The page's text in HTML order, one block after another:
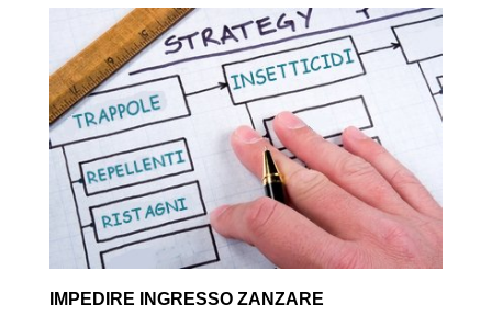
IMPEDIRE INGRESSO ZANZARE